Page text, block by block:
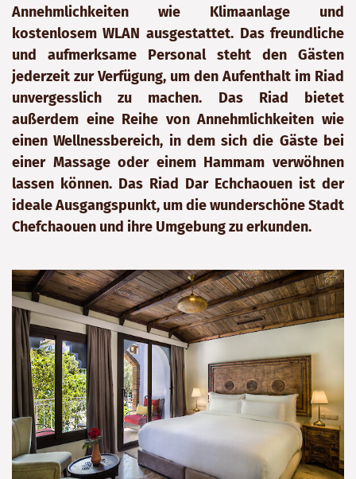
Annehmlichkeiten wie Klimaanlage und
kostenlosem WLAN ausgestattet. Das freundliche
und aufmerksame Personal steht den Gästen
jederzeit zur Verfügung, um den Aufenthalt im Riad
unvergesslich zu machen. Das Riad bietet
außerdem eine Reihe von Annehmlichkeiten wie
einen Wellnessbereich, in dem sich die Gäste bei
einer Massage oder einem Hammam verwöhnen
lassen können. Das Riad Dar Echchaouen ist der
ideale Ausgangspunkt, um die wunderschöne Stadt
Chefchaouen und ihre Umgebung zu erkunden.